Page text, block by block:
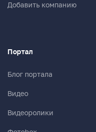
Добавить компанию
Портал
Блог портала
Видео
Видеоролики